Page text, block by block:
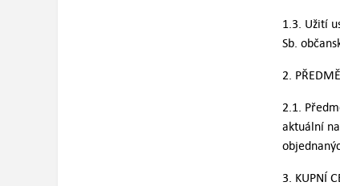
1.3. Užití
Sb.
2.
2.1.
aktuální
3. KUPNÍ